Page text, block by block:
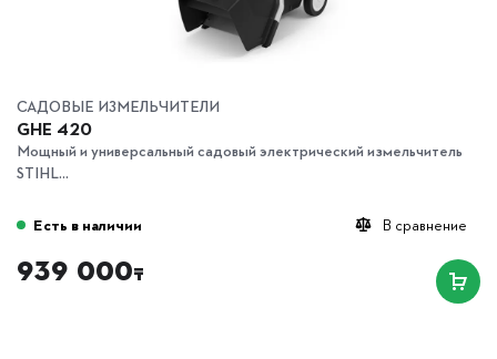
САДОВЫЕ ИЗМЕЛЬЧИТЕЛИ
GHE 420
Мощный и универсальный садовый электрический измельчитель
STIHL...
В сравнение
Есть в наличии
939 000₸